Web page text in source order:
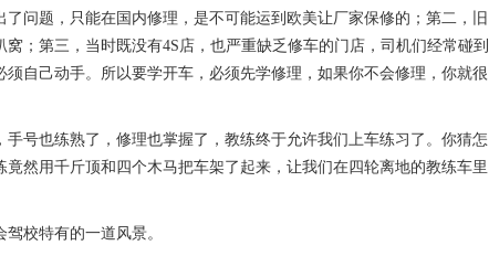
问题，只能在国内修理，是不可能运到欧美让厂家保修的；第二，旧
；第三，当时既没有4S店，也严重缺乏修车的门店，司机们经常碰到
自己动手。所以要学开车，必须先学修理，如果你不会修理，你就很
号也练熟了，修理也掌握了，教练终于允许我们上车练习了。你猜怎
然用千斤顶和四个木马把车架了起来，让我们在四轮离地的教练车里
校特有的一道风景。